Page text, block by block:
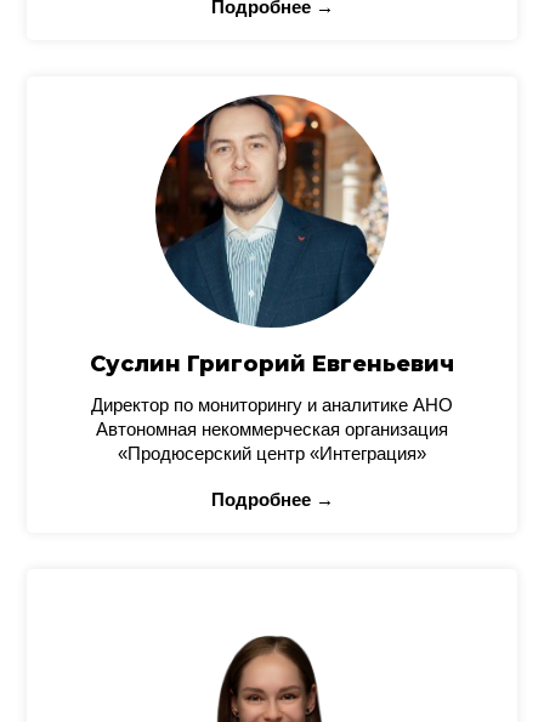
Подробнее →
Суслин Григорий Евгеньевич
Директор по мониторингу и аналитике АНО
Автономная некоммерческая организация
«Продюсерский центр «Интеграция»
Подробнее →